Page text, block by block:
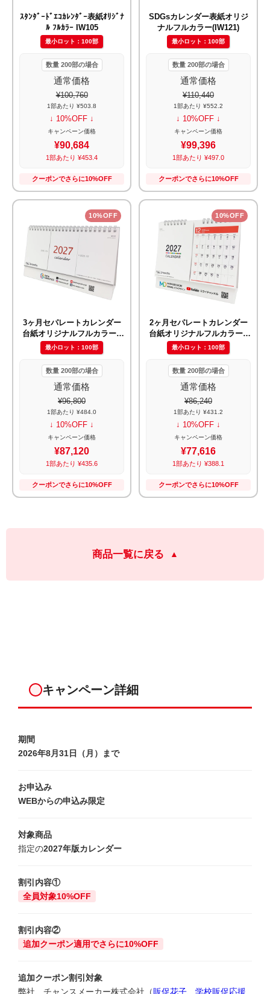
ｽﾀﾝﾀﾞｰﾄﾞｴｺｶﾚﾝﾀﾞｰ表紙ｵﾘｼﾞﾅ
ﾙ ﾌﾙｶﾗｰ IW105
最小ロット：100部
数量 200部の場合
通常価格
¥100,760
1部あたり ¥503.8
↓ 10%OFF ↓
キャンペーン価格
¥90,684
1部あたり ¥453.4
クーポンでさらに10%OFF
SDGsカレンダー表紙オリジ
ナルフルカラー(IW121)
最小ロット：100部
数量 200部の場合
通常価格
¥110,440
1部あたり ¥552.2
↓ 10%OFF ↓
キャンペーン価格
¥99,396
1部あたり ¥497.0
クーポンでさらに10%OFF
10%OFF
3ヶ月セパレートカレンダー
台紙オリジナルフルカラー(I
W107)
最小ロット：100部
数量 200部の場合
通常価格
¥96,800
1部あたり ¥484.0
↓ 10%OFF ↓
キャンペーン価格
¥87,120
1部あたり ¥435.6
クーポンでさらに10%OFF
10%OFF
2ヶ月セパレートカレンダー
台紙オリジナルフルカラー(I
W108)
最小ロット：100部
数量 200部の場合
通常価格
¥86,240
1部あたり ¥431.2
↓ 10%OFF ↓
キャンペーン価格
¥77,616
1部あたり ¥388.1
クーポンでさらに10%OFF
商品一覧に戻る
キャンペーン詳細
期間
2026年8月31日（月）まで
お申込み
WEBからの申込み限定
対象商品
指定の2027年版カレンダー
割引内容①
全員対象10%OFF
割引内容②
追加クーポン適用でさらに10%OFF
追加クーポン割引対象
弊社、チャンスメーカー株式会社（販促花子 学校販促応援